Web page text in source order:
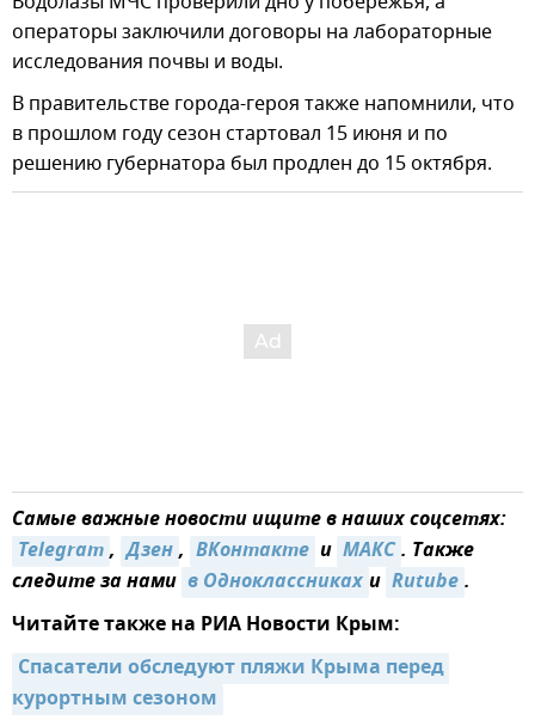
операторы заключили договоры на лабораторные
исследования почвы и воды.
В правительстве города-героя также напомнили, что
в прошлом году сезон стартовал 15 июня и по
решению губернатора был продлен до 15 октября.
Самые важные новости ищите в наших соцсетях:
Telegram, Дзен, ВКонтакте и МАКС. Также
следите за нами в Одноклассникахи Rutube.
Читайте также на РИА Новости Крым:
Спасатели обследуют пляжи Крыма перед
курортным сезоном